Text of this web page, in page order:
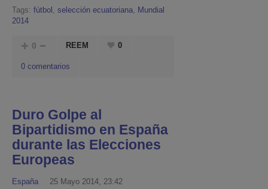
Tags: fútbol , selección ecuatoriana, Mundial
2014
0 REEM 0
0 comentarios
Duro Golpe al
Bipartidismo en España
durante las Elecciones
Europeas
España 25 Mayo 2014, 23:42